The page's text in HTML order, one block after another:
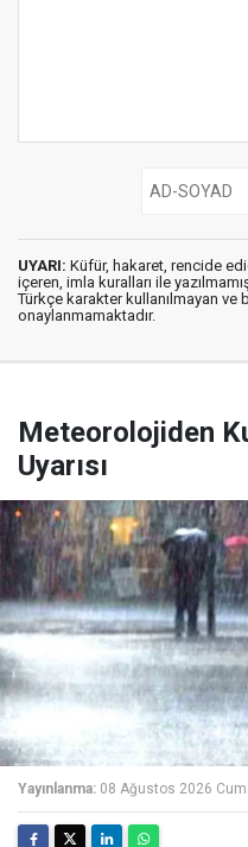
UYARI: Küfür, hakaret, rencide
içeren, imla kuralları ile
Türkçe karakter kullanılmayan ve
onaylanmamaktadır.
Meteorolojiden
Uyarısı
Yayınlanma: 08 Ağustos 2026